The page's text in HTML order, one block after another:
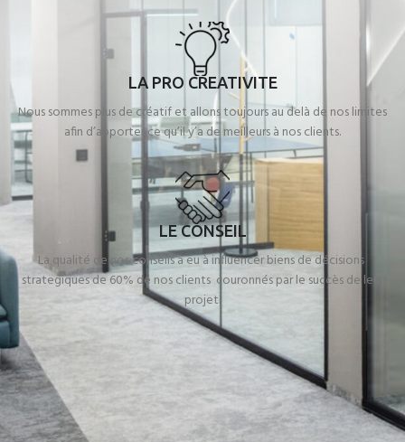
LA PRO CREATIVITE
Nous sommes plus de créatif et allons toujours au delà de nos limites
afin d’apporter ce qu’il y’a de meilleurs à nos clients.
LE CONSEIL
La qualité de nos conseils a eu à influencer biens de décisions
strategiques de 60% de nos clients couronnés par le succès de leur
projet.